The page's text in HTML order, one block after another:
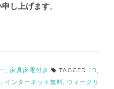
し上げます。
家具家電付き TAGGED 1R
インターネット無料
ウィークリ